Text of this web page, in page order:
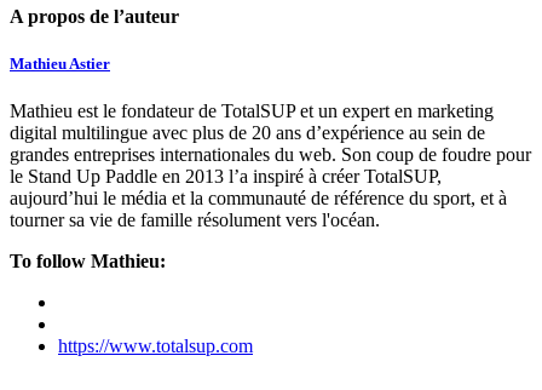
A propos de l’auteur
Mathieu Astier
Mathieu est le fondateur de TotalSUP et un expert en marketing
digital multilingue avec plus de 20 ans d’expérience au sein de
grandes entreprises internationales du web. Son coup de foudre pour
le Stand Up Paddle en 2013 l’a inspiré à créer TotalSUP,
aujourd’hui le média et la communauté de référence du sport, et à
tourner sa vie de famille résolument vers l'océan.
To follow Mathieu:
https://www.totalsup.com